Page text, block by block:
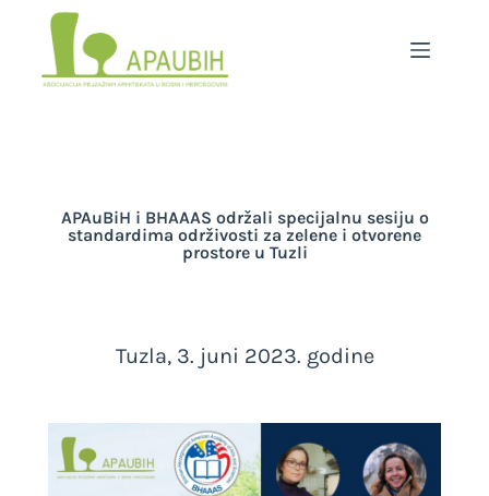
APAuBiH i BHAAAS održali specijalnu sesiju o
standardima održivosti za zelene i otvorene
prostore u Tuzli
Tuzla, 3. juni 2023. godine